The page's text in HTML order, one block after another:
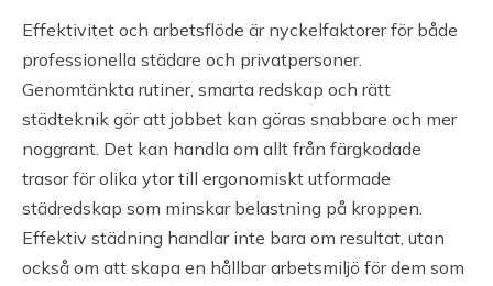
Effektivitet och arbetsflöde är nyckelfaktorer för både
professionella städare och privatpersoner.
Genomtänkta rutiner, smarta redskap och rätt
städteknik gör att jobbet kan göras snabbare och mer
noggrant. Det kan handla om allt från färgkodade
trasor för olika ytor till ergonomiskt utformade
städredskap som minskar belastning på kroppen.
Effektiv städning handlar inte bara om resultat, utan
också om att skapa en hållbar arbetsmiljö för dem som